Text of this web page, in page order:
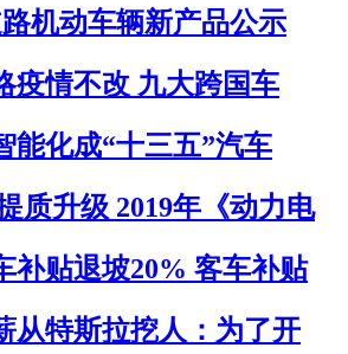
机动车辆新产品公示
疫情不改 九大跨国车
能化成“十三五”汽车
质升级 2019年《动力电
补贴退坡20% 客车补贴
从特斯拉挖人：为了开